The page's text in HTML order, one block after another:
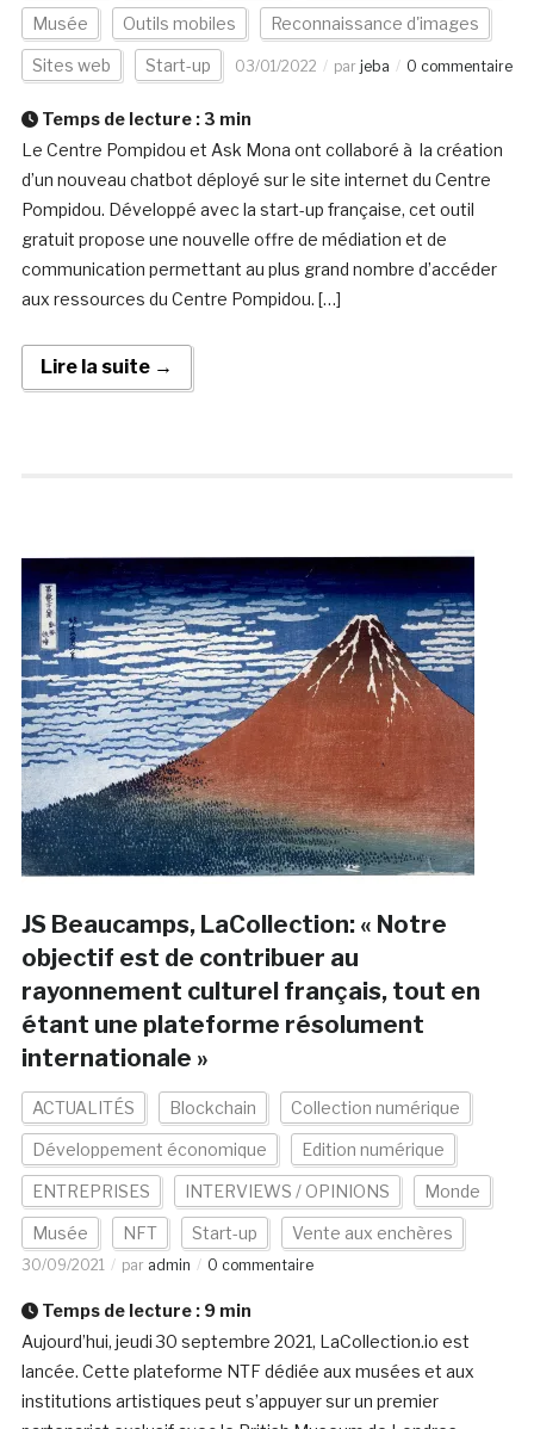
Musée Outils mobiles Reconnaissance d'images
Sites web Start-up 03/01/2022 par jeba 0 commentaire
Temps de lecture : 3 min
Le Centre Pompidou et Ask Mona ont collaboré à la création
d’un nouveau chatbot déployé sur le site internet du Centre
Pompidou. Développé avec la start-up française, cet outil
gratuit propose une nouvelle offre de médiation et de
communication permettant au plus grand nombre d’accéder
aux ressources du Centre Pompidou. […]
Lire la suite →
JS Beaucamps, LaCollection: « Notre
objectif est de contribuer au
rayonnement culturel français, tout en
étant une plateforme résolument
internationale »
ACTUALITÉS Blockchain Collection numérique
Développement économique Edition numérique
ENTREPRISES INTERVIEWS / OPINIONS Monde
Musée NFT Start-up Vente aux enchères
30/09/2021 par admin 0 commentaire
Temps de lecture : 9 min
Aujourd’hui, jeudi 30 septembre 2021, LaCollection.io est
lancée. Cette plateforme NTF dédiée aux musées et aux
institutions artistiques peut s’appuyer sur un premier